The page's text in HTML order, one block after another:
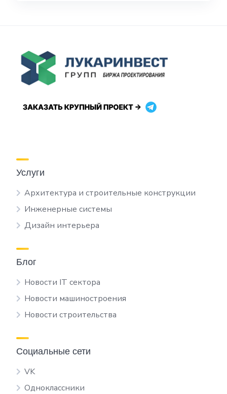
Услуги
Архитектура и строительные конструкции
Инженерные системы
Дизайн интерьера
Блог
Новости IT сектора
Новости машиностроения
Новости строительства
Социальные сети
VK
Одноклассники